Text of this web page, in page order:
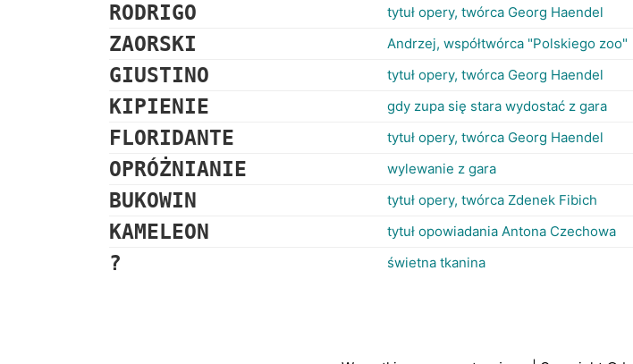
RODRIGO tytuł opery, twórca Georg Haendel
ZAORSKI Andrzej, współtwórca "Polskiego zoo"
GIUSTINO tytuł opery, twórca Georg Haendel
KIPIENIE gdy zupa się stara wydostać z gara
FLORIDANTE tytuł opery, twórca Georg Haendel
OPRÓŻNIANIE wylewanie z gara
BUKOWIN tytuł opery, twórca Zdenek Fibich
KAMELEON tytuł opowiadania Antona Czechowa
? świetna tkanina